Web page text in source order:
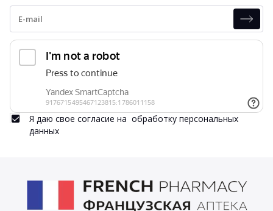
Я даю свое согласие на обработку персональных
данных